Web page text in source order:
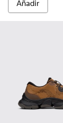
Añadir